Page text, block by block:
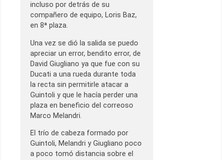
incluso por detrás de su
compañero de equipo, Loris Baz,
en 8ª plaza.
Una vez se dió la salida se puedo
apreciar un error, bendito error, de
David Giugliano ya que fue con su
Ducati a una rueda durante toda
la recta sin permitirle atacar a
Guintoli y que le hacía perder una
plaza en beneficio del correoso
Marco Melandri.
El trío de cabeza formado por
Guintoli, Melandri y Giugliano poco
a poco tomó distancia sobre el